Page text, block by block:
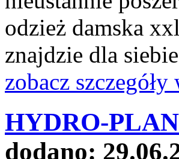
odzież damska
znajdzie dla
zobacz szczegóły
HYDRO-
dodano: